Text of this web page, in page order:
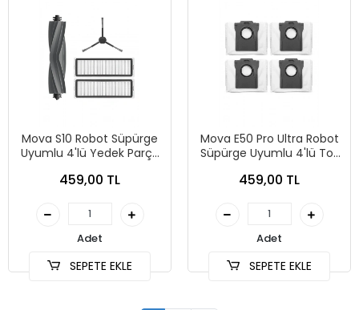
Mova S10 Robot Süpürge
Uyumlu 4'lü Yedek Parça
459,00 TL
Adet
SEPETE EKLE
Mova E50 Pro Ultra Robot
Süpürge Uyumlu 4'lü Toz
459,00 TL
Adet
SEPETE EKLE